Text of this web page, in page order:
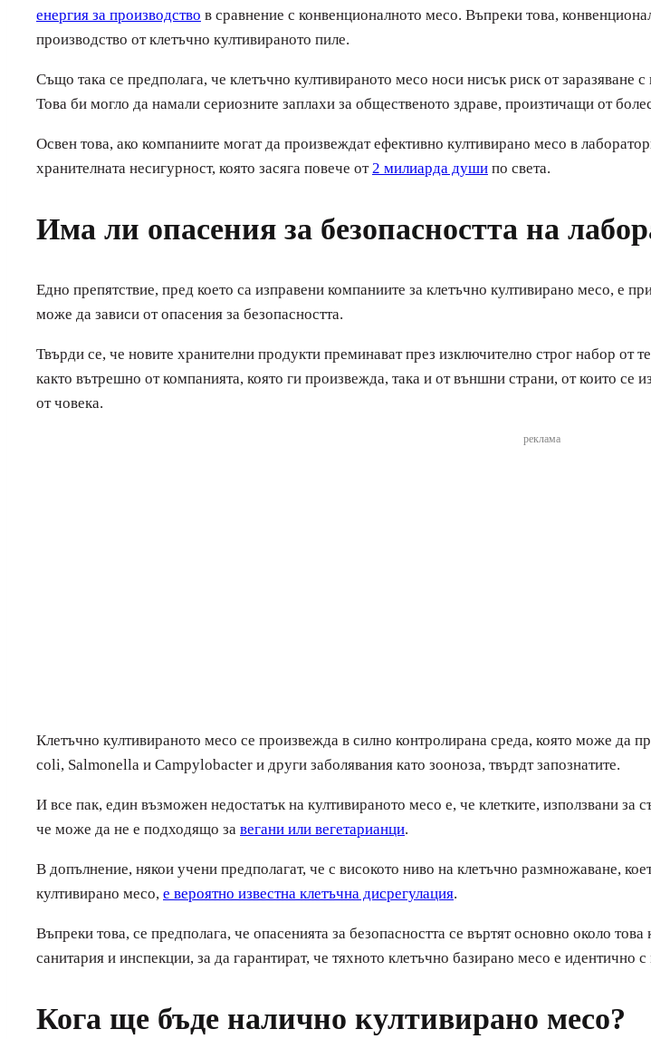
енергия за производство в сравнение с конвенционалното месо. Въпреки това,
производство от клетъчно култивираното пиле.
Също така се предполага, че клетъчно култивираното месо носи нисък риск от заразяване
Това би могло да намали сериозните заплахи за общественото здраве, произтичащи от
Освен това, ако компаниите могат да произвеждат ефективно култивирано месо в
хранителната несигурност, която засяга повече от 2 милиарда души по света.
Има ли опасения за безопасността на
Едно препятствие, пред което са изправени компаниите за клетъчно култивирано месо, е
може да зависи от опасения за безопасността.
Твърди се, че новите хранителни продукти преминават през изключително строг набор от
както вътрешно от компанията, която ги произвежда, така и от външни страни, от които се
от човека.
реклама
Клетъчно култивираното месо се произвежда в силно контролирана среда, която може да
coli, Salmonella и Campylobacter и други заболявания като зооноза, твърдт запознатите.
И все пак, един възможен недостатък на култивираното месо е, че клетките, използвани за
че може да не е подходящо за вегани или вегетарианци.
В допълнение, някои учени предполагат, че с високото ниво на клетъчно размножаване,
култивирано месо, е вероятно известна клетъчна дисрегулация.
Въпреки това, се предполага, че опасенията за безопасността се въртят основно около
санитария и инспекции, за да гарантират, че тяхното клетъчно базирано месо е идентично
Кога ще бъде налично култивирано месо?